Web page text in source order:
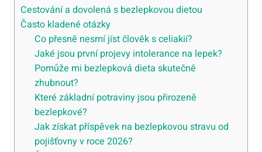
Cestování a dovolená s bezlepkovou dietou
Často kladené otázky
Co přesně nesmí jíst člověk s celiakií?
Jaké jsou první projevy intolerance na lepek?
Pomůže mi bezlepková dieta skutečně
zhubnout?
Které základní potraviny jsou přirozeně
bezlepkové?
Jak získat příspěvek na bezlepkovou stravu od
pojišťovny v roce 2026?